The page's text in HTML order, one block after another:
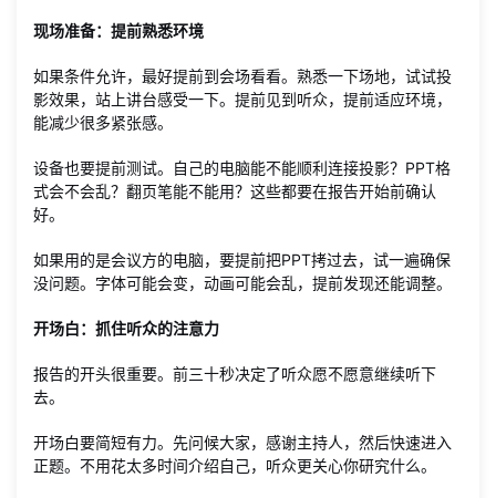
现场准备：提前熟悉环境
如果条件允许，最好提前到会场看看。熟悉一下场地，试试投
影效果，站上讲台感受一下。提前见到听众，提前适应环境，
能减少很多紧张感。
设备也要提前测试。自己的电脑能不能顺利连接投影？PPT格
式会不会乱？翻页笔能不能用？这些都要在报告开始前确认
好。
如果用的是会议方的电脑，要提前把PPT拷过去，试一遍确保
没问题。字体可能会变，动画可能会乱，提前发现还能调整。
开场白：抓住听众的注意力
报告的开头很重要。前三十秒决定了听众愿不愿意继续听下
去。
开场白要简短有力。先问候大家，感谢主持人，然后快速进入
正题。不用花太多时间介绍自己，听众更关心你研究什么。